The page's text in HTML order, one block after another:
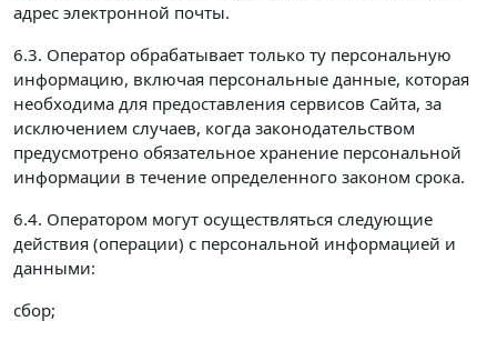
адрес электронной почты.
6.3. Оператор обрабатывает только ту персональную
информацию, включая персональные данные, которая
необходима для предоставления сервисов Сайта, за
исключением случаев, когда законодательством
предусмотрено обязательное хранение персональной
информации в течение определенного законом срока.
6.4. Оператором могут осуществляться следующие
действия (операции) с персональной информацией и
данными:
сбор;